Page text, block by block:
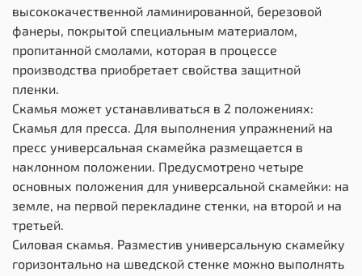
высококачественной ламинированной, березовой
фанеры, покрытой специальным материалом,
пропитанной смолами, которая в процессе
производства приобретает свойства защитной
пленки.
Скамья может устанавливаться в 2 положениях:
Скамья для пресса. Для выполнения упражнений на
пресс универсальная скамейка размещается в
наклонном положении. Предусмотрено четыре
основных положения для универсальной скамейки: на
земле, на первой перекладине стенки, на второй и на
третьей.
Силовая скамья. Разместив универсальную скамейку
горизонтально на шведской стенке можно выполнять